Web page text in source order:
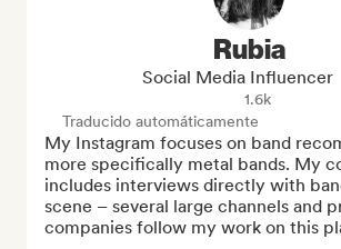
Rubia
Social Media Influencer
1.6k
Traducido automáticamente
My Instagram focuses on band
more specifically metal bands. My
includes interviews directly with
scene – several large channels and
companies follow my work on this